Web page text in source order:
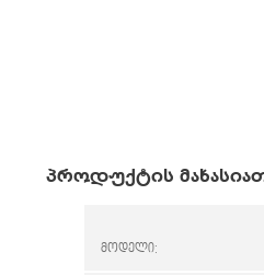
პროდუქტის
მოდელი: